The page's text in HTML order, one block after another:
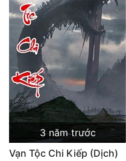
3 năm trước
Vạn Tộc Chi Kiếp (Dịch)